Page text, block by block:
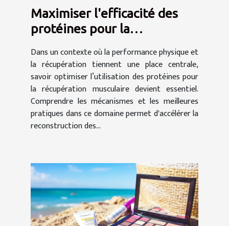
Maximiser l'efficacité des
protéines pour la
Dans un contexte où la performance physique et
la récupération tiennent une place centrale,
savoir optimiser l’utilisation des protéines pour
la récupération musculaire devient essentiel.
Comprendre les mécanismes et les meilleures
pratiques dans ce domaine permet d'accélérer la
reconstruction des...